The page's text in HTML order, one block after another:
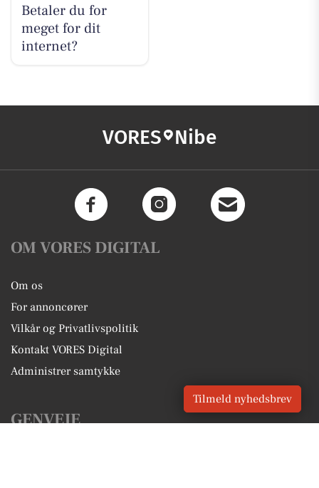
Betaler du for
meget for dit
internet?
VORES Nibe
OM VORES DIGITAL
Om os
For annoncører
Vilkår og Privatlivspolitik
Kontakt VORES Digital
Administrer samtykke
GENVEJE
Tilmeld nyhedsbrev